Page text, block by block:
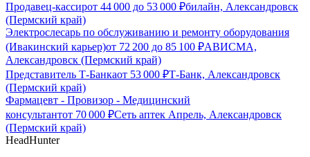
Продавец-кассирот 44 000 до 53 000 ₽билайн, Александровск
(Пермский край)
Электрослесарь по обслуживанию и ремонту оборудования
(Ивакинский карьер)от 72 200 до 85 100 ₽АВИСМА,
Александровск (Пермский край)
Представитель Т-Банкаот 53 000 ₽Т-Банк, Александровск
(Пермский край)
Фармацевт - Провизор - Медицинский
консультантот 70 000 ₽Сеть аптек Апрель, Александровск
(Пермский край)
HeadHunter